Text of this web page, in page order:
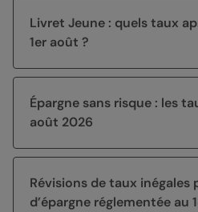
Livret Jeune : quels taux
1er août ?
Épargne sans risque : les
août 2026
Révisions de taux inégales
d’épargne réglementée au